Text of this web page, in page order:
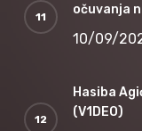
očuvanja
10/09/
Hasiba
(V1DEO)